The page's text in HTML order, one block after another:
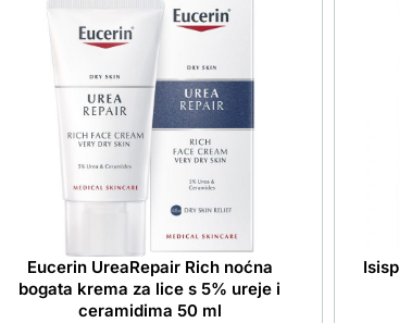
Eucerin UreaRepair Rich noćna
bogata krema za lice s 5% ureje i
ceramidima 50 ml